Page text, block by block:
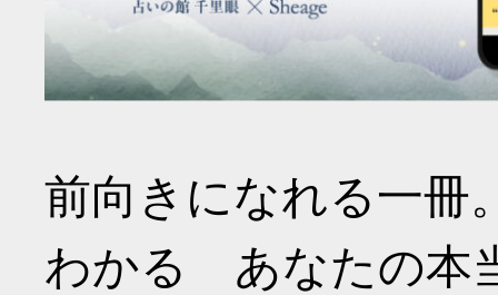
前向きになれる一冊
わかる あなたの本